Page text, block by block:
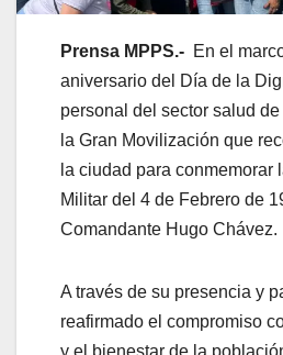
Prensa MPPS.- En el
aniversario del Día de la
personal del sector salud
la Gran Movilización que
la ciudad para
Militar del 4 de Febrero de
Comandante Hugo Chávez.
A través de su presencia y
reafirmado el compromiso
y el bienestar de la